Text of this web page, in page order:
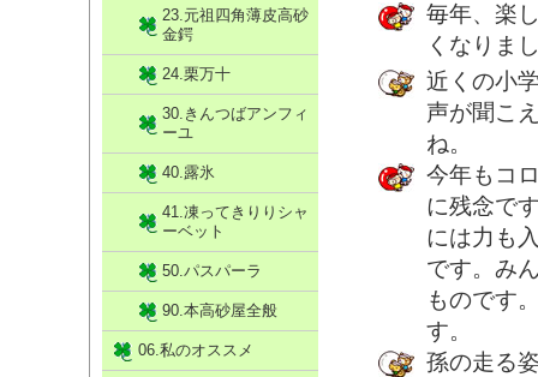
毎年、楽
くなりま
近くの小
声が聞こ
ね。
今年もコ
に残念で
には力も
です。み
ものです
す。
孫の走る
23.元祖四角薄皮高砂
金鍔
24.栗万十
30.きんつばアンフィ
ーユ
40.露氷
41.凍ってきりりシャ
ーベット
50.パスパーラ
90.本高砂屋全般
06.私のオススメ